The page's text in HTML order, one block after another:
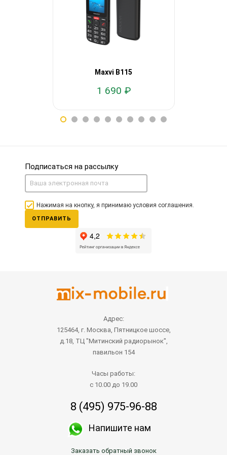
Maxvi B115
1 690 ₽
Подписаться на рассылку
Нажимая на кнопку, я принимаю условия соглашения.
ОТПРАВИТЬ
Адрес:
125464, г. Москва, Пятницкое шоссе,
д.18, ТЦ "Митинский радиорынок",
павильон 154
Часы работы:
с 10.00 до 19.00
8 (495) 975-96-88
Напишите нам
Заказать обратный звонок